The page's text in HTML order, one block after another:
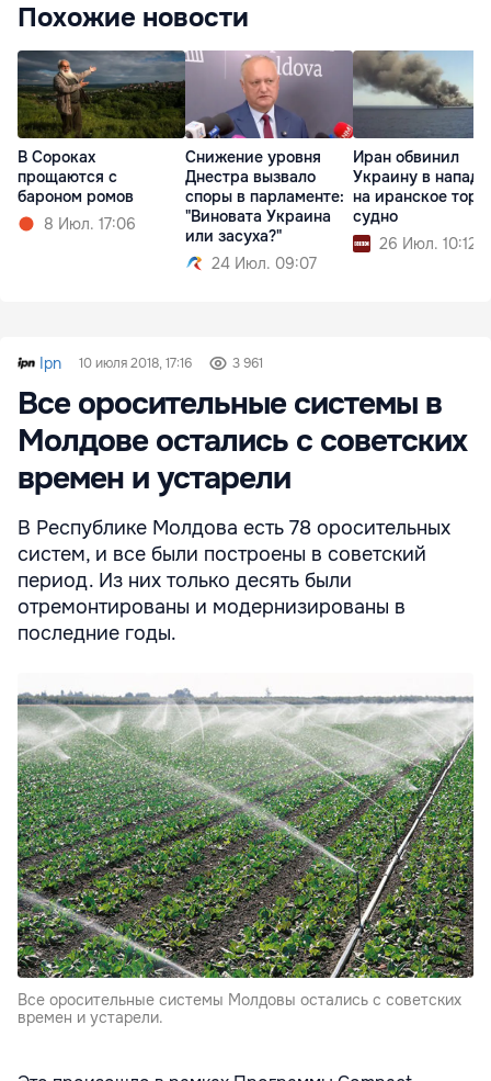
Похожие новости
В Сороках
прощаются с
бароном ромов
8 Июл. 17:06
Снижение уровня
Днестра вызвало
споры в парламенте:
"Виновата Украина
или засуха?"
24 Июл. 09:07
Иран обвинил
Украину в
на иранское
судно
26 Июл. 10:12
Ipn 10 июля 2018, 17:16 3 961
Все оросительные системы в
Молдове остались с советских
времен и устарели
В Республике Молдова есть 78 оросительных
систем, и все были построены в советский
период. Из них только десять были
отремонтированы и модернизированы в
последние годы.
Все оросительные системы Молдовы остались с советских
времен и устарели.